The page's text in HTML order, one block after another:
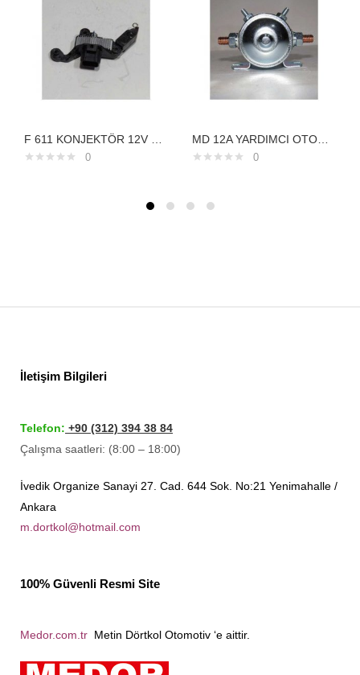
0 0
İletişim Bilgileri
Telefon: +90 (312) 394 38 84
Çalışma saatleri: (8:00 – 18:00)
İvedik Organize Sanayi 27. Cad. 644 Sok. No:21 Yenimahalle /
Ankara
m.dortkol@hotmail.com
100% Güvenli Resmi Site
Medor.com.tr Metin Dörtkol Otomotiv ‘e aittir.